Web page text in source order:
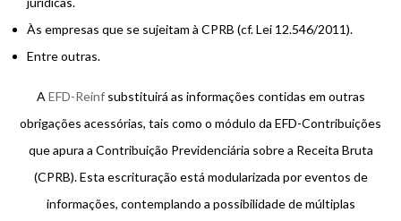
Às empresas que se sujeitam à CPRB (cf. Lei 12.546/2011).
Entre outras.
A EFD-Reinfsubstituirá as informações contidas em outras
obrigações acessórias, tais como o módulo da EFD-Contribuições
que apura a Contribuição Previdenciária sobre a Receita Bruta
(CPRB). Esta escrituração está modularizada por eventos de
informações, contemplando a possibilidade de múltiplas